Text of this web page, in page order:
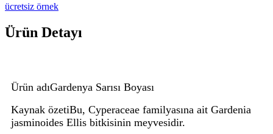
ücretsiz örnek
Ürün Detayı
Ürün adıGardenya Sarısı Boyası
Kaynak özetiBu, Cyperaceae familyasına ait Gardenia
jasminoides Ellis bitkisinin meyvesidir.